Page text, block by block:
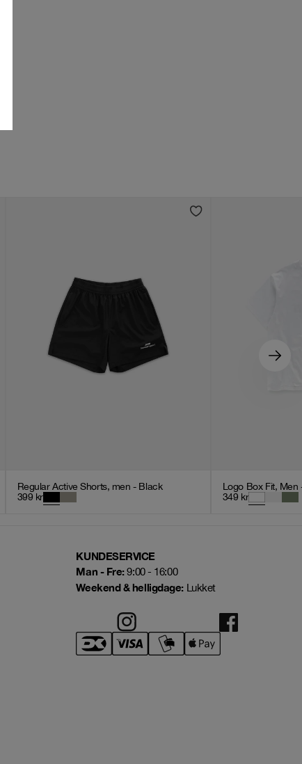
Regular Active Shorts, men - Black
399 kr
Logo Box Fit, Men
349 kr
KUNDESERVICE
Man - Fre:9:00 - 16:00
Weekend & helligdage:Lukket